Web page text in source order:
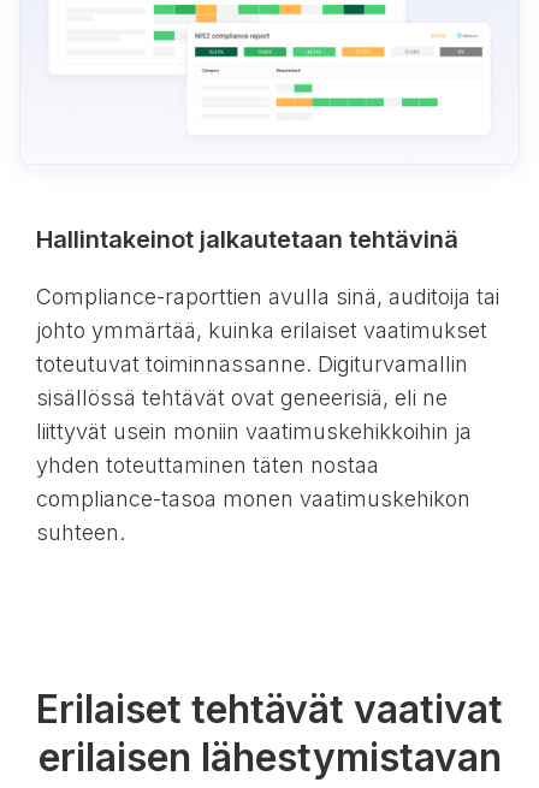
Hallintakeinot jalkautetaan tehtävinä
Compliance-raporttien avulla sinä, auditoija tai
johto ymmärtää, kuinka erilaiset vaatimukset
toteutuvat toiminnassanne. Digiturvamallin
sisällössä tehtävät ovat geneerisiä, eli ne
liittyvät usein moniin vaatimuskehikkoihin ja
yhden toteuttaminen täten nostaa
compliance-tasoa monen vaatimuskehikon
suhteen.
Erilaiset tehtävät vaativat
erilaisen lähestymistavan